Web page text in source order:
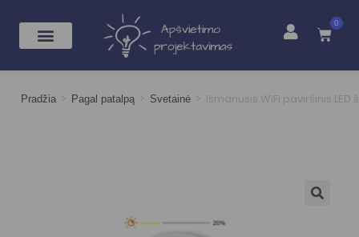
0
Pradžia > Pagal patalpą > Svetainė > Išmanusis WiFi paviršinis